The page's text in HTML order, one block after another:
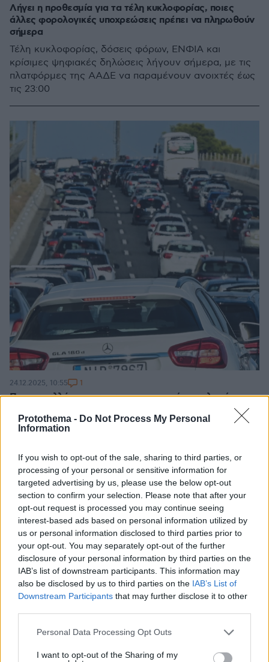
Protothema - Do Not Process My Personal
Information
If you wish to opt-out of the sale, sharing to third parties, or
processing of your personal or sensitive information for
targeted advertising by us, please use the below opt-out
section to confirm your selection. Please note that after your
opt-out request is processed you may continue seeing
interest-based ads based on personal information utilized by
us or personal information disclosed to third parties prior to
your opt-out. You may separately opt-out of the further
disclosure of your personal information by third parties on the
IAB’s list of downstream participants. This information may
also be disclosed by us to third parties on the IAB’s List of
Downstream Participants that may further disclose it to other
Please note that this website/app uses one or more Google
not limited to your visit or usage behaviour. You may click to
Personal Data Processing Opt Outs
I want to opt-out of the Sharing of my
Λήγει η προθεσμία για τα τέλη κυκλοφορίας, ποιες
άλλες φορολογικές υποχρεώσεις πρέπει να πληρωθούν
σήμερα
Τέλη κυκλοφορίας, δόσεις φόρων, ΕΝΦΙΑ και
κρίσιμες ψηφιακές δηλώσεις λήγουν σήμερα, με τις
πλατφόρμες της ΑΑΔΕ να παραμένουν ανοιχτές έως
τις 23:00
Ποιοι απαλλάσσονται και ποιοι μπορούν να πληρώσουν
Η διαδικασία για τέλη κυκλοφορίας με τον μήνα -
απαλάσσονται
24.12.2025, 10:55 1